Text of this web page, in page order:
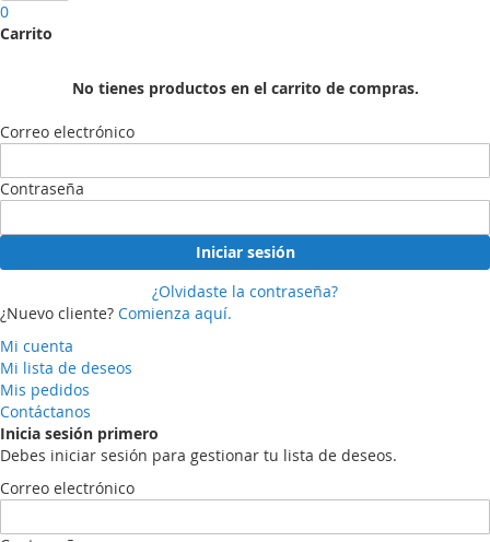
0
Carrito
No tienes productos en el carrito de compras.
Correo electrónico
Contraseña
Iniciar sesión
¿Olvidaste la contraseña?
¿Nuevo cliente? Comienza aquí.
Mi cuenta
Mi lista de deseos
Mis pedidos
Contáctanos
Inicia sesión primero
Debes iniciar sesión para gestionar tu lista de deseos.
Correo electrónico